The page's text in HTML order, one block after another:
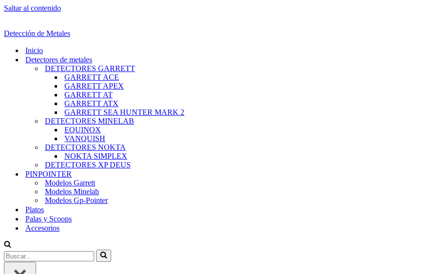
Saltar al contenido
Detección de Metales
Inicio
Detectores de metales
DETECTORES GARRETT
GARRETT ACE
GARRETT APEX
GARRETT AT
GARRETT ATX
GARRETT SEA HUNTER MARK 2
DETECTORES MINELAB
EQUINOX
VANQUISH
DETECTORES NOKTA
NOKTA SIMPLEX
DETECTORES XP DEUS
PINPOINTER
Modelos Garrett
Modelos Minelab
Modelos Gp-Pointer
Platos
Palas y Scoops
Accesorios
Buscar...